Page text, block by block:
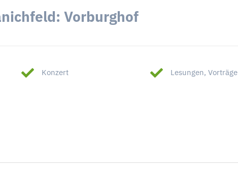
Vorburghof
Konzert Lesungen, Vorträge